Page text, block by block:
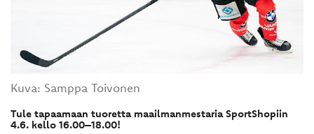
Kuva: Samppa Toivonen
Tule tapaamaan tuoretta maailmanmestaria SportShopiin
4.6. kello 16.00–18.00!